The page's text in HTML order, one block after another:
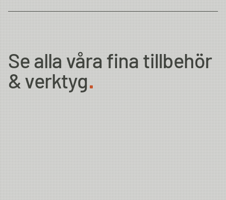
Country of Origin Pakistan
Se alla våra fina tillbehör
& verktyg